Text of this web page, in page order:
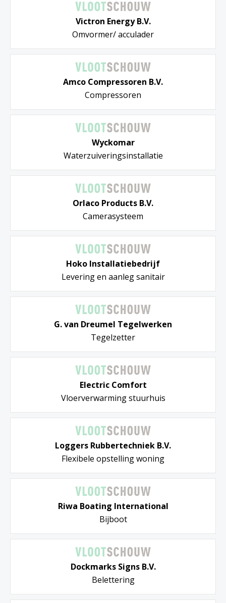
Victron Energy B.V.
Omvormer/ acculader
Amco Compressoren B.V.
Compressoren
Wyckomar
Waterzuiveringsinstallatie
Orlaco Products B.V.
Camerasysteem
Hoko Installatiebedrijf
Levering en aanleg sanitair
G. van Dreumel Tegelwerken
Tegelzetter
Electric Comfort
Vloerverwarming stuurhuis
Loggers Rubbertechniek B.V.
Flexibele opstelling woning
Riwa Boating International
Bijboot
Dockmarks Signs B.V.
Belettering